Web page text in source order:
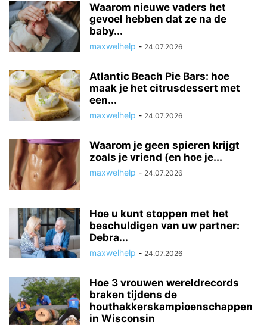
Waarom nieuwe vaders het
gevoel hebben dat ze na de
baby...
maxwelhelp - 24.07.2026
Atlantic Beach Pie Bars: hoe
maak je het citrusdessert met
een...
maxwelhelp - 24.07.2026
Waarom je geen spieren krijgt
zoals je vriend (en hoe je...
maxwelhelp - 24.07.2026
Hoe u kunt stoppen met het
beschuldigen van uw partner:
Debra...
maxwelhelp - 24.07.2026
Hoe 3 vrouwen wereldrecords
braken tijdens de
houthakkerskampioenschappen
in Wisconsin